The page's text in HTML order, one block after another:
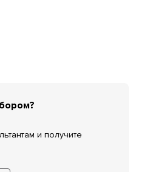
и получите